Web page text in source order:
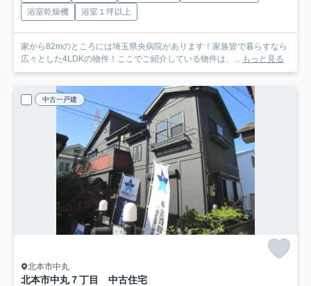
浴室乾燥機
浴室１坪以上
家から82mのところには埼玉県央病院があります！家族皆で暮らすなら
広々とした4LDKの物件！ここでご紹介している物件は、... もっと見る
中古一戸建
北本市中丸
北本市中丸７丁目 中古住宅